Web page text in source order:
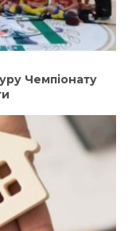
Чемпіонату